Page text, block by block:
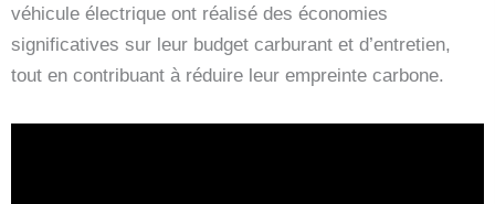
véhicule électrique ont réalisé des économies
significatives sur leur budget carburant et d’entretien,
tout en contribuant à réduire leur empreinte carbone.